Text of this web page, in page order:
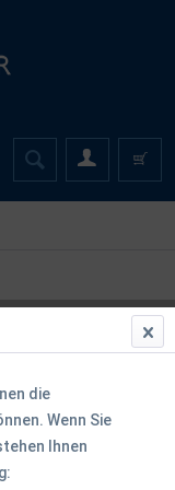
die
Wenn Sie
Ihnen